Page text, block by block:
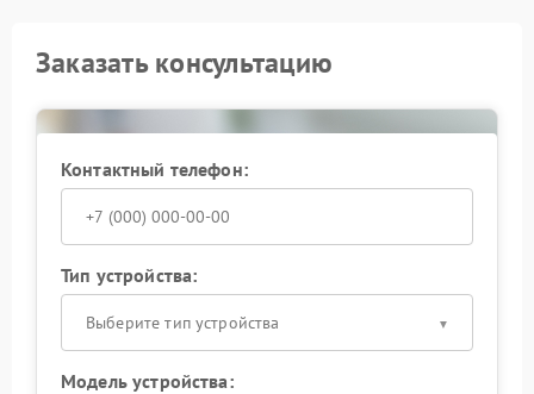
Заказать консультацию
Контактный телефон:
Тип устройства:
Выберите тип устройства
Модель устройства: